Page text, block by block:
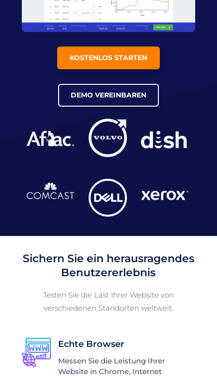
KOSTENLOS STARTEN
DEMO VEREINBAREN
Sichern Sie ein herausragendes
Benutzererlebnis
Testen Sie die Last Ihrer Website von
verschiedenen Standorten weltweit.
Echte Browser
Messen Sie die Leistung Ihrer
Website in Chrome, Internet